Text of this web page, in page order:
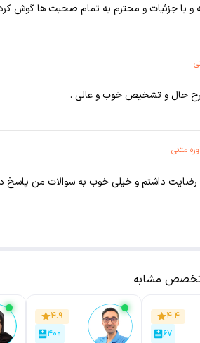
و با جزئیات و محترم به تمام صحبت ها گوش
حال و تشخیص خوب و عالی .
متنی
رضایت داشتم و خیلی خوب به سوالات من پاسخ
تخصص مشابه
۴.۴
۶۷
۴.۹
۴۰۰